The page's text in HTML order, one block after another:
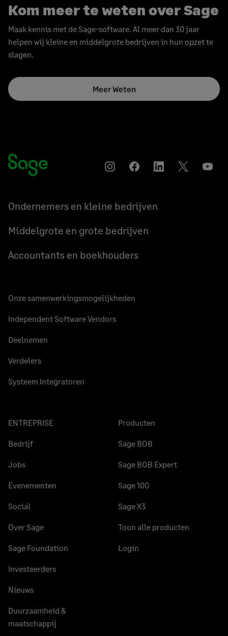
Kom meer te weten over Sage
Maak kennis met de Sage-software. Al meer dan 30 jaar
helpen wij kleine en middelgrote bedrijven in hun opzet te
slagen.
Meer Weten
InstagramFacebookLinkedInTwitter
Ondernemers en kleine bedrijven
Middelgrote en grote bedrijven
Accountants en boekhouders
Onze samenwerkingsmogelijkheden
Independent Software Vendors
Deelnemen
Verdelers
Systeem Integratoren
ENTREPRISE
Bedrijf
Jobs
Evenementen
Social
Over Sage
Sage Foundation
Investeerders
Nieuws
Duurzaamheid &
maatschappij
Producten
Sage BOB
Sage BOB Expert
Sage 100
Sage X3
Toon alle producten
Login